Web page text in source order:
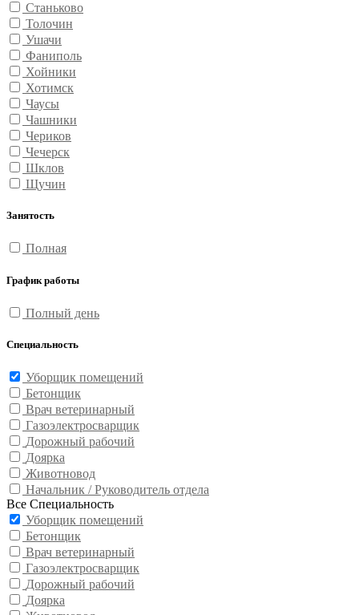
Станьково
Толочин
Ушачи
Фаниполь
Хойники
Хотимск
Чаусы
Чашники
Чериков
Чечерск
Шклов
Щучин
Занятость
Полная
График работы
Полный день
Специальность
Уборщик помещений
Бетонщик
Врач ветеринарный
Газоэлектросварщик
Дорожный рабочий
Доярка
Животновод
Начальник / Руководитель отдела
Все Специальность
Уборщик помещений
Бетонщик
Врач ветеринарный
Газоэлектросварщик
Дорожный рабочий
Доярка